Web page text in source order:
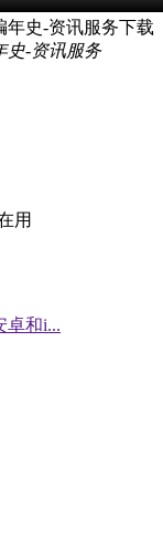
史-资讯服务
用
卓和i...